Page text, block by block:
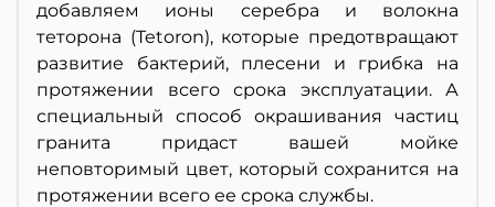
добавляем ионы серебра и волокна
теторона (Tetoron), которые предотвращают
развитие бактерий, плесени и грибка на
протяжении всего срока эксплуатации. А
специальный способ окрашивания частиц
гранита придаст вашей мойке
неповторимый цвет, который сохранится на
протяжении всего ее срока службы.